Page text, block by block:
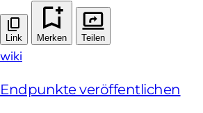
Link Merken Teilen
wiki
Endpunkte veröffentlichen